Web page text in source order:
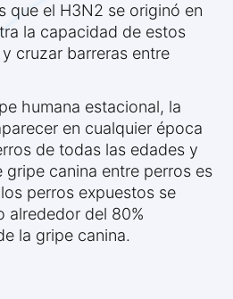
que el H3N2 se originó en
la capacidad de estos
cruzar barreras entre
humana estacional, la
en cualquier época
de todas las edades y
gripe canina entre perros es
perros expuestos se
alrededor del 80%
la gripe canina.